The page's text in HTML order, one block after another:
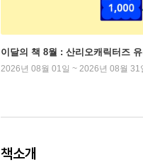
이달의 책 8월 : 산리오캐릭터즈 유
2026년 08월 01일 ~ 2026년 08월 31
책소개